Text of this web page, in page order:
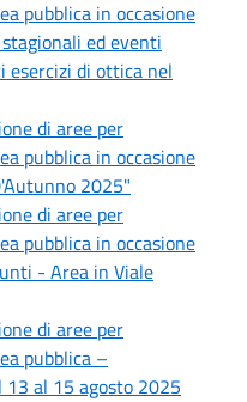
pubblica in occasione
ed eventi
esercizi di ottica nel
di aree per
pubblica in occasione
2025"
di aree per
pubblica in occasione
- Area in Viale
di aree per
pubblica –
13 al 15 agosto 2025